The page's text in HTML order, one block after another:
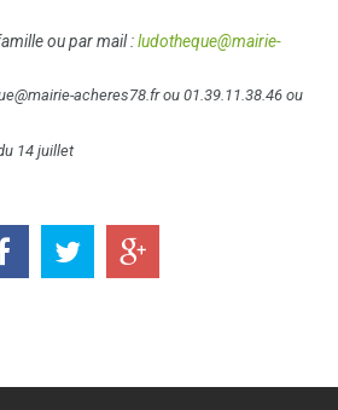
ou par mail :ludotheque@mairie-
acheres78.fr ou 01.39.11.38.46 ou
14 juillet